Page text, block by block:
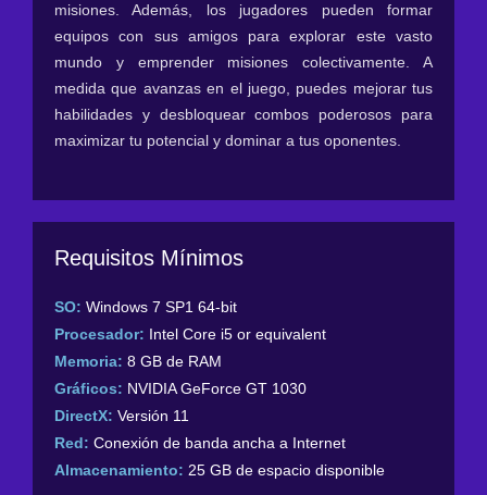
misiones. Además, los jugadores pueden formar
equipos con sus amigos para explorar este vasto
mundo y emprender misiones colectivamente. A
medida que avanzas en el juego, puedes mejorar tus
habilidades y desbloquear combos poderosos para
maximizar tu potencial y dominar a tus oponentes.
Requisitos Mínimos
SO: Windows 7 SP1 64-bit
Procesador: Intel Core i5 or equivalent
Memoria: 8 GB de RAM
Gráficos: NVIDIA GeForce GT 1030
DirectX: Versión 11
Red: Conexión de banda ancha a Internet
Almacenamiento: 25 GB de espacio disponible